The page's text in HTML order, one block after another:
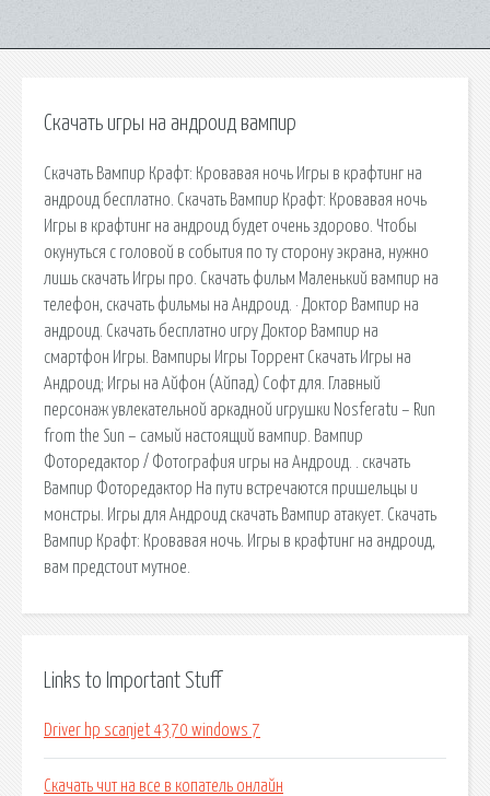
Скачать игры на андроид вампир
Скачать Вампир Крафт: Кровавая ночь Игры в крафтинг на
андроид бесплатно. Скачать Вампир Крафт: Кровавая ночь
Игры в крафтинг на андроид будет очень здорово. Чтобы
окунуться с головой в события по ту сторону экрана, нужно
лишь скачать Игры про. Скачать фильм Маленький вампир на
телефон, скачать фильмы на Андроид. · Доктор Вампир на
андроид. Скачать бесплатно игру Доктор Вампир на
смартфон Игры. Вампиры Игры Торрент Скачать Игры на
Андроид; Игры на Айфон (Айпад) Софт для. Главный
персонаж увлекательной аркадной игрушки Nosferatu – Run
from the Sun – самый настоящий вампир. Вампир
Фоторедактор / Фотография игры на Андроид. . скачать
Вампир Фоторедактор На пути встречаются пришельцы и
монстры. Игры для Андроид скачать Вампир атакует. Скачать
Вампир Крафт: Кровавая ночь. Игры в крафтинг на андроид,
вам предстоит мутное.
Links to Important Stuff
Driver hp scanjet 4370 windows 7
Скачать чит на все в копатель онлайн